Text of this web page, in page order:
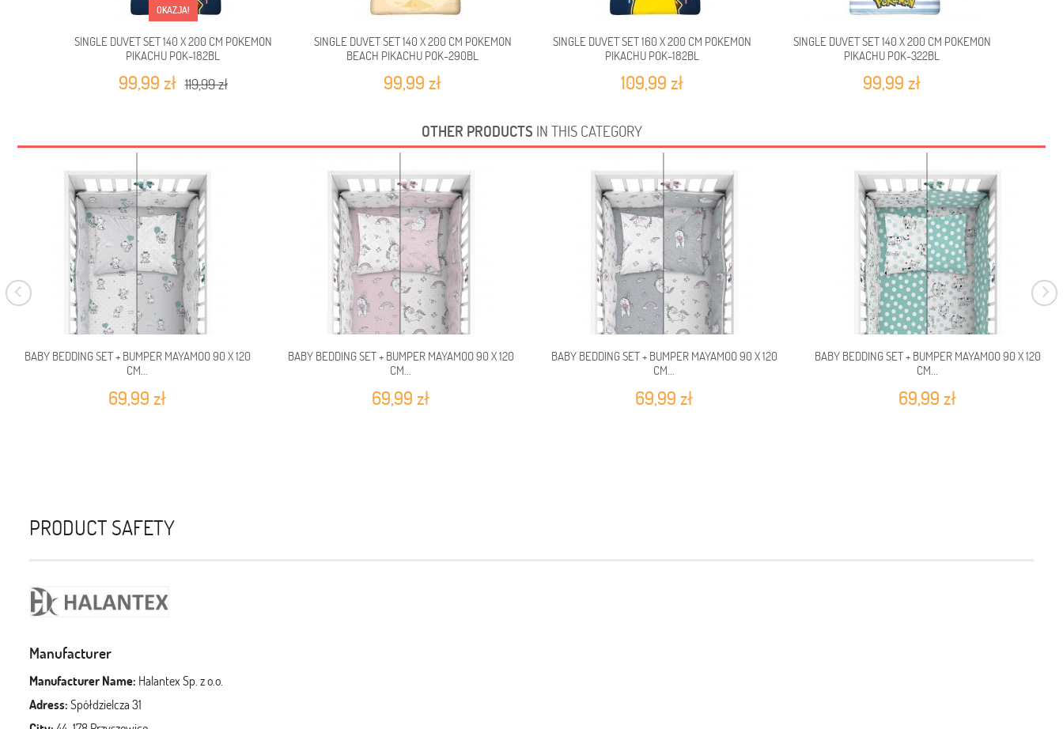
OKAZJA!
SINGLE DUVET SET 140 X 200 CM POKEMON
PIKACHU POK-182BL
99,99 zł 119,99 zł
SINGLE DUVET SET 140 X 200 CM POKEMON
BEACH PIKACHU POK-290BL
99,99 zł
SINGLE DUVET SET 160 X 200 CM POKEMON
PIKACHU POK-182BL
109,99 zł
SINGLE DUVET SET 140 X 200 CM POKEMON
PIKACHU POK-322BL
99,99 zł
OTHER PRODUCTS IN THIS CATEGORY
BABY BEDDING SET + BUMPER MAYAMOO 90 X 120
CM...
69,99 zł
BABY BEDDING SET + BUMPER MAYAMOO 90 X 120
CM...
69,99 zł
BABY BEDDING SET + BUMPER MAYAMOO 90 X 120
CM...
69,99 zł
BABY BEDDING SET + BUMPER MAYAMOO 90 X 120
CM...
69,99 zł
PRODUCT SAFETY
Manufacturer
Manufacturer Name: Halantex Sp. z o.o.
Adress:Spółdzielcza 31